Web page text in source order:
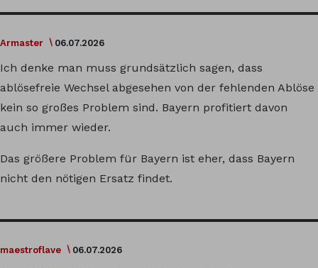
Armaster 06.07.2026
Ich denke man muss grundsätzlich sagen, dass
ablösefreie Wechsel abgesehen von der fehlenden Ablöse
kein so großes Problem sind. Bayern profitiert davon
auch immer wieder.
Das größere Problem für Bayern ist eher, dass Bayern
nicht den nötigen Ersatz findet.
maestroflave 06.07.2026